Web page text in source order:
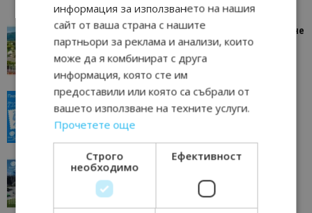
“Пощенска картичка от…”: Петрич – Изживяване
отвъд очакваното
Петрич 11/07/2026 11:22
“Пощенска картичка от…”: Пловдив, градът на
всички времена
Пловдив 23/06/2026 10:00
“Пощенска картичка от…”: Перник – град на
традициите, културата и вдъхновяващите...
Перник
информация за използването на нашия
сайт от ваша страна с нашите
партньори за реклама и анализи, които
може да я комбинират с друга
информация, която сте им
предоставили или която са събрали от
вашето използване на техните услуги.
Прочетете още
Строго
необходимо
Ефективност